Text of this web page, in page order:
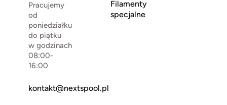
Pracujemy
od
poniedziałku
do piątku
w godzinach
08:00-
16:00
kontakt@nextspool.pl
Filamenty
specjalne